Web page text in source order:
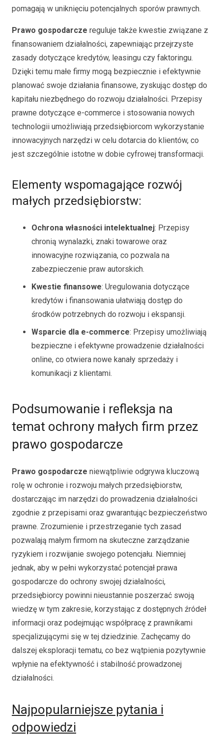
pomagają w uniknięciu potencjalnych sporów prawnych.
Prawo gospodarcze reguluje także kwestie związane z
finansowaniem działalności, zapewniając przejrzyste
zasady dotyczące kredytów, leasingu czy faktoringu.
Dzięki temu małe firmy mogą bezpiecznie i efektywnie
planować swoje działania finansowe, zyskując dostęp do
kapitału niezbędnego do rozwoju działalności. Przepisy
prawne dotyczące e-commerce i stosowania nowych
technologii umożliwiają przedsiębiorcom wykorzystanie
innowacyjnych narzędzi w celu dotarcia do klientów, co
jest szczególnie istotne w dobie cyfrowej transformacji.
Elementy wspomagające rozwój
małych przedsiębiorstw:
Ochrona własności intelektualnej: Przepisy
chronią wynalazki, znaki towarowe oraz
innowacyjne rozwiązania, co pozwala na
zabezpieczenie praw autorskich.
Kwestie finansowe: Uregulowania dotyczące
kredytów i finansowania ułatwiają dostęp do
środków potrzebnych do rozwoju i ekspansji.
Wsparcie dla e-commerce: Przepisy umożliwiają
bezpieczne i efektywne prowadzenie działalności
online, co otwiera nowe kanały sprzedaży i
komunikacji z klientami.
Podsumowanie i refleksja na
temat ochrony małych firm przez
prawo gospodarcze
Prawo gospodarcze niewątpliwie odgrywa kluczową
rolę w ochronie i rozwoju małych przedsiębiorstw,
dostarczając im narzędzi do prowadzenia działalności
zgodnie z przepisami oraz gwarantując bezpieczeństwo
prawne. Zrozumienie i przestrzeganie tych zasad
pozwalają małym firmom na skuteczne zarządzanie
ryzykiem i rozwijanie swojego potencjału. Niemniej
jednak, aby w pełni wykorzystać potencjał prawa
gospodarcze do ochrony swojej działalności,
przedsiębiorcy powinni nieustannie poszerzać swoją
wiedzę w tym zakresie, korzystając z dostępnych źródeł
informacji oraz podejmując współpracę z prawnikami
specjalizującymi się w tej dziedzinie. Zachęcamy do
dalszej eksploracji tematu, co bez wątpienia pozytywnie
wpłynie na efektywność i stabilność prowadzonej
działalności.
Najpopularniejsze pytania i
odpowiedzi